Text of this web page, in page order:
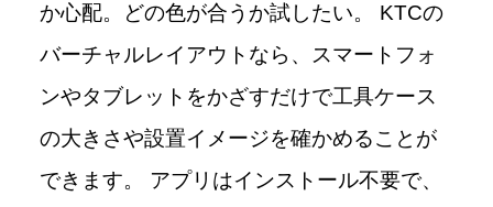
か心配。どの色が合うか試したい。 KTCの
バーチャルレイアウトなら、スマートフォ
ンやタブレットをかざすだけで工具ケース
の大きさや設置イメージを確かめることが
できます。 アプリはインストール不要で、